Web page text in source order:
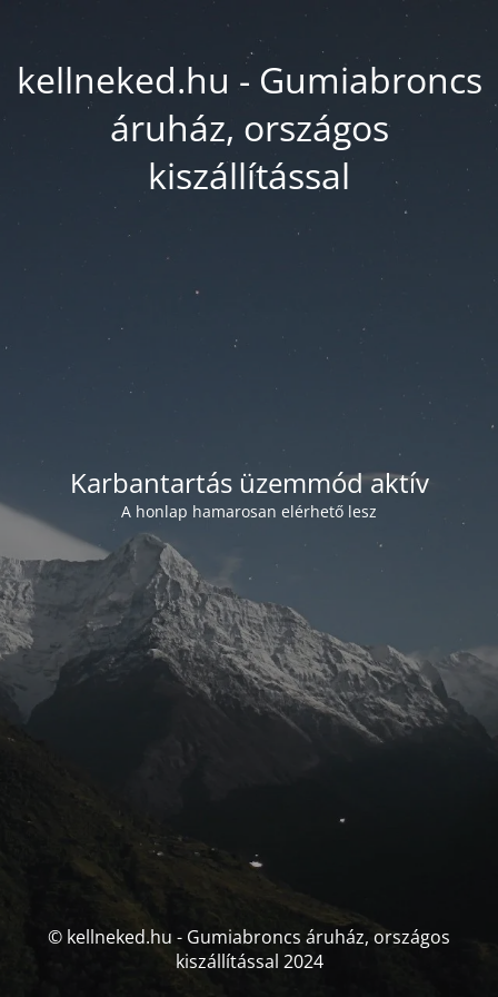
kellneked.hu - Gumiabroncs
áruház, országos
kiszállítással
Karbantartás üzemmód aktív
A honlap hamarosan elérhető lesz
© kellneked.hu - Gumiabroncs áruház, országos
kiszállítással 2024